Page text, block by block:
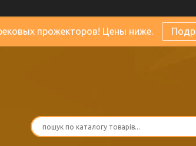
прожекторов! Цены ниже.